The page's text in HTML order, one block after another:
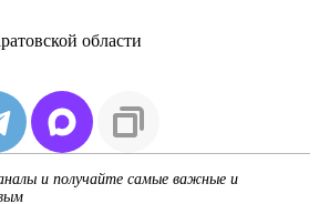
области
и получайте самые важные и